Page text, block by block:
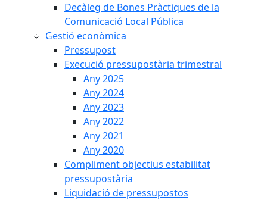
Decàleg de Bones Pràctiques de la
Comunicació Local Pública
Gestió econòmica
Pressupost
Execució pressupostària trimestral
Any 2025
Any 2024
Any 2023
Any 2022
Any 2021
Any 2020
Compliment objectius estabilitat
pressupostària
Liquidació de pressupostos